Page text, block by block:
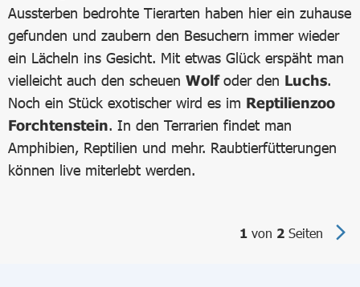
Aussterben bedrohte Tierarten haben hier ein zuhause
gefunden und zaubern den Besuchern immer wieder
ein Lächeln ins Gesicht. Mit etwas Glück erspäht man
vielleicht auch den scheuen Wolfoder den Luchs.
Noch ein Stück exotischer wird es im Reptilienzoo
Forchtenstein. In den Terrarien findet man
Amphibien, Reptilien und mehr. Raubtierfütterungen
können live miterlebt werden.
1 von 2 Seiten